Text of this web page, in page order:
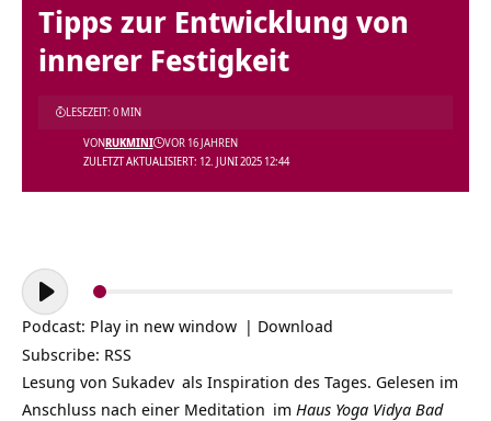
Tipps zur Entwicklung von
innerer Festigkeit
ZULETZT AKTUALISIERT: 12. JUNI 2025 12:44
VONRUKMINI VOR 16 JAHREN
LESEZEIT: 0 MIN
Audio-
Player
Podcast: Play in new window | Download
Subscribe: RSS
Lesung von Sukadev als Inspiration des Tages. Gelesen im
Anschluss nach einer Meditation im Haus Yoga Vidya Bad